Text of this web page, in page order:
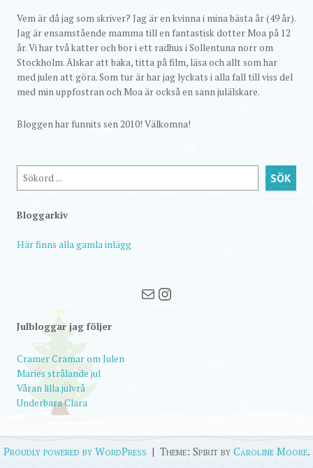
Vem är då jag som skriver? Jag är en kvinna i mina bästa år (49 år).
Jag är ensamstående mamma till en fantastisk dotter Moa på 12
år. Vi har två katter och bor i ett radhus i Sollentuna norr om
Stockholm. Älskar att baka, titta på film, läsa och allt som har
med julen att göra. Som tur är har jag lyckats i alla fall till viss del
med min uppfostran och Moa är också en sann julälskare.
Bloggen har funnits sen 2010! Välkomna!
Sök SÖK
Bloggarkiv
Här finns alla gamla inlägg
MailInstagram
Julbloggar jag följer
Cramer Cramar om Julen
Maries strålande jul
Våran lilla julvrå
Underbara Clara
Proudly powered by WordPress | Theme: Spirit by Caroline Moore.